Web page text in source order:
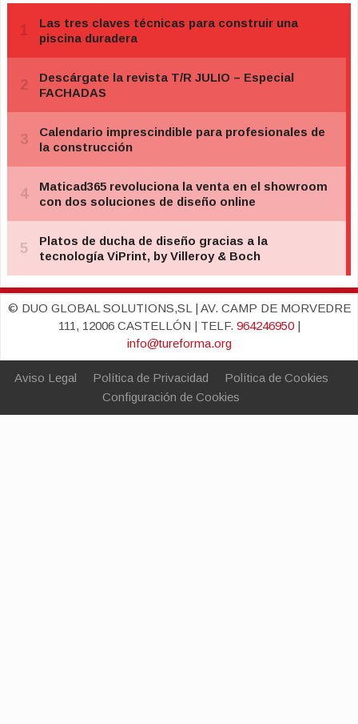
© DUO GLOBAL SOLUTIONS,SL | AV. CAMP DE MORVEDRE
111, 12006 CASTELLÓN | TELF. 964246950|
info@tureforma.org
Aviso Legal Política de Privacidad
Política de Cookies
Configuración de Cookies